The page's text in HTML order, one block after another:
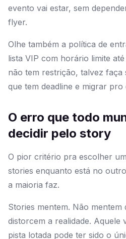
evento vai estar, sem
flyer.
Olhe também a política de
lista VIP com horário limite
não tem restrição, talvez faça
que tem deadline e migrar pro
O erro que todo
decidir pelo story
O pior critério pra escolher
stories enquanto está no
a maioria faz.
Stories mentem. Não mentem
distorcem a realidade. Aquele
pista lotada pode ter sido o